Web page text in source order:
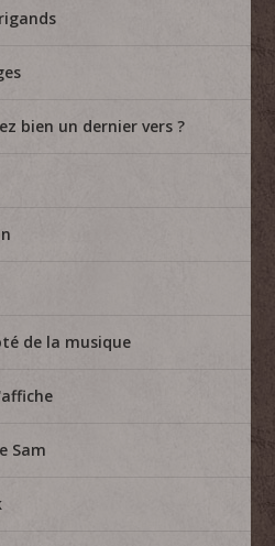
bien un dernier vers ?
de la musique
Sam